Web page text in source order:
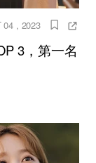
04 , 2023
3，第一名